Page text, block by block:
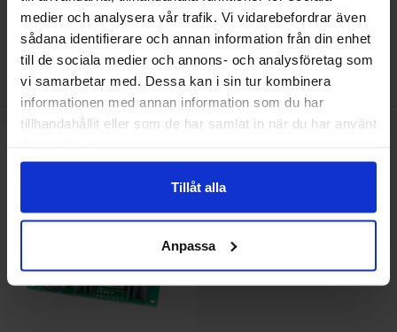
medier och analysera vår trafik. Vi vidarebefordrar även
sådana identifierare och annan information från din enhet
till de sociala medier och annons- och analysföretag som
vi samarbetar med. Dessa kan i sin tur kombinera
informationen med annan information som du har
tillhandahållit eller som de har samlat in när du har använt
Tillåt alla
Anpassa
Den här produkten är tillbehör till